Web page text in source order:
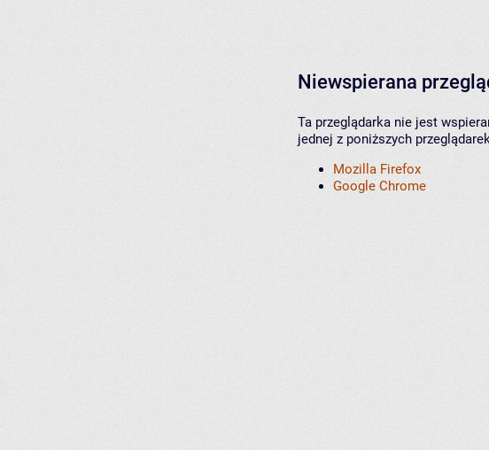
Niewspierana
Ta przeglądarka nie jest
jednej z poniższych
Mozilla Firefox
Google Chrome